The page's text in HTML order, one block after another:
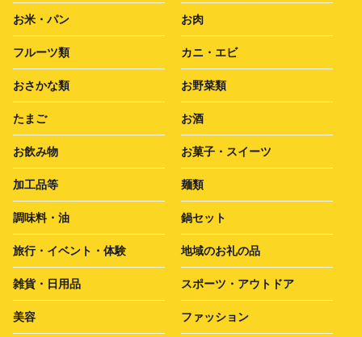
お米・パン お肉
フルーツ類 カニ・エビ
おさかな類 お野菜類
たまご お酒
お飲み物 お菓子・スイーツ
加工品等 麺類
調味料・油 鍋セット
旅行・イベント・体験 地域のお礼の品
雑貨・日用品 スポーツ・アウトドア
美容 ファッション